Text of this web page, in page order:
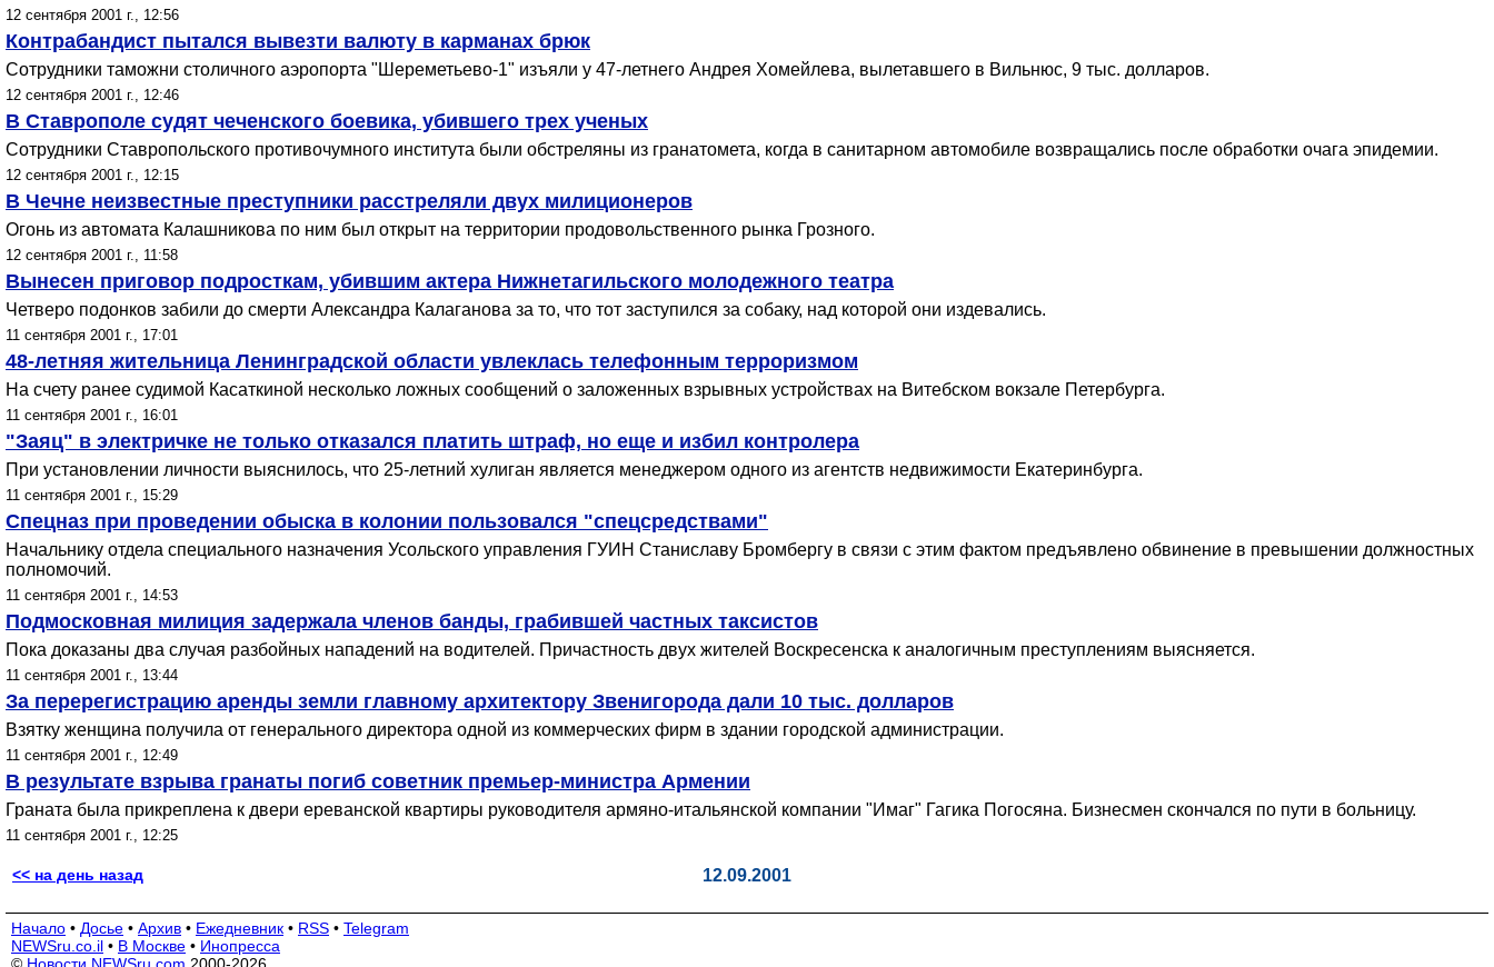
12 сентября 2001 г., 12:56
Контрабандист пытался вывезти валюту в карманах брюк
Сотрудники таможни столичного аэропорта "Шереметьево-1" изъяли у 47-летнего Андрея Хомейлева, вылетавшего в Вильнюс, 9 тыс. долларов.
12 сентября 2001 г., 12:46
В Ставрополе судят чеченского боевика, убившего трех ученых
Сотрудники Ставропольского противочумного института были обстреляны из гранатомета, когда в санитарном автомобиле возвращались после обработки очага эпидемии.
12 сентября 2001 г., 12:15
В Чечне неизвестные преступники расстреляли двух милиционеров
Огонь из автомата Калашникова по ним был открыт на территории продовольственного рынка Грозного.
12 сентября 2001 г., 11:58
Вынесен приговор подросткам, убившим актера Нижнетагильского молодежного театра
Четверо подонков забили до смерти Александра Калаганова за то, что тот заступился за собаку, над которой они издевались.
11 сентября 2001 г., 17:01
48-летняя жительница Ленинградской области увлеклась телефонным терроризмом
На счету ранее судимой Касаткиной несколько ложных сообщений о заложенных взрывных устройствах на Витебском вокзале Петербурга.
11 сентября 2001 г., 16:01
"Заяц" в электричке не только отказался платить штраф, но еще и избил контролера
При установлении личности выяснилось, что 25-летний хулиган является менеджером одного из агентств недвижимости Екатеринбурга.
11 сентября 2001 г., 15:29
Спецназ при проведении обыска в колонии пользовался "спецсредствами"
Начальнику отдела специального назначения Усольского управления ГУИН Станиславу Бромбергу в связи с этим фактом предъявлено обвинение в превышении должностных
полномочий.
11 сентября 2001 г., 14:53
Подмосковная милиция задержала членов банды, грабившей частных таксистов
Пока доказаны два случая разбойных нападений на водителей. Причастность двух жителей Воскресенска к аналогичным преступлениям выясняется.
11 сентября 2001 г., 13:44
За перерегистрацию аренды земли главному архитектору Звенигорода дали 10 тыс. долларов
Взятку женщина получила от генерального директора одной из коммерческих фирм в здании городской администрации.
11 сентября 2001 г., 12:49
В результате взрыва гранаты погиб советник премьер-министра Армении
Граната была прикреплена к двери ереванской квартиры руководителя армяно-итальянской компании "Имаг" Гагика Погосяна. Бизнесмен скончался по пути в больницу.
11 сентября 2001 г., 12:25
<< на день назад 12.09.2001
Начало • Досье • Архив • Ежедневник • RSS • Telegram
NEWSru.co.il • В Москве • Инопресса